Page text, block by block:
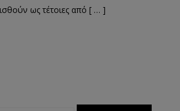
ως τέτοιες από [ … ]